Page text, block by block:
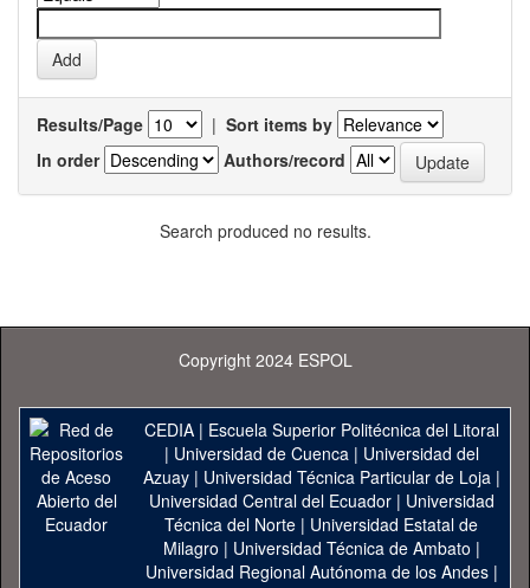
Results/Page | Sort items by
In order
Authors/record
Search produced no results.
Copyright 2024 ESPOL
CEDIA| Escuela Superior Politécnica del Litoral
| Universidad de Cuenca| Universidad del
Azuay| Universidad Técnica Particular de Loja|
Universidad Central del Ecuador| Universidad
Técnica del Norte | Universidad Estatal de
Milagro | Universidad Técnica de Ambato |
Universidad Regional Autónoma de los Andes|